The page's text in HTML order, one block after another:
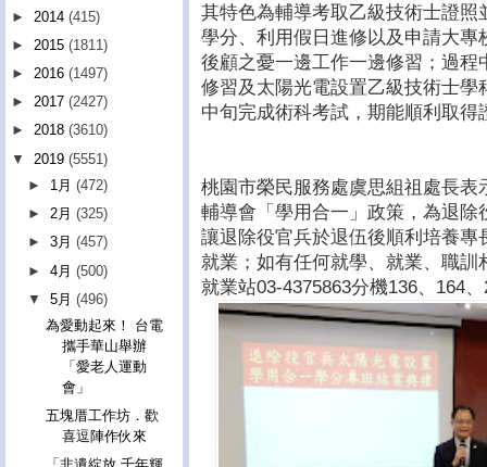
其特色為輔導考取乙級技術士證
學分、利用假日進修以及申請大
後顧之憂一邊工作一邊修習；過
修習及太陽光電設置乙級技術士
中旬完成術科考試，期能順利取
桃園市榮民服務處虞思組祖處長
輔導會「學用合一」政策，為退
讓退除役官兵於退伍後順利培養
就業；如有任何就學、就業、職
就業站03-4375863分機136、164
► 2014 (415)
► 2015 (1811)
► 2016 (1497)
► 2017 (2427)
► 2018 (3610)
▼ 2019 (5551)
► 1月(472)
►2月(325)
►3月(457)
►4月(500)
▼5月(496)
為愛動起來！ 台電
攜手華山舉辦
「愛老人運動
會」
五塊厝工作坊．歡
喜逗陣作伙來